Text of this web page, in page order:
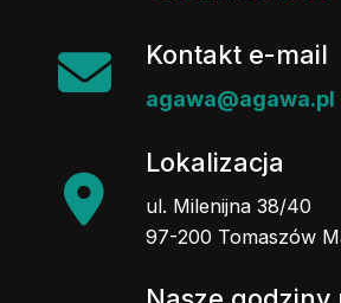
Kontakt e-mail
agawa@agawa.pl
Lokalizacja
ul. Milenijna 38/40
97-200 Tomaszów